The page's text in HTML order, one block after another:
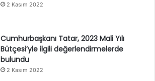
2 Kasım 2022
Cumhurbaşkanı Tatar, 2023 Mali Yılı
Bütçesi’yle ilgili değerlendirmelerde
bulundu
2 Kasım 2022